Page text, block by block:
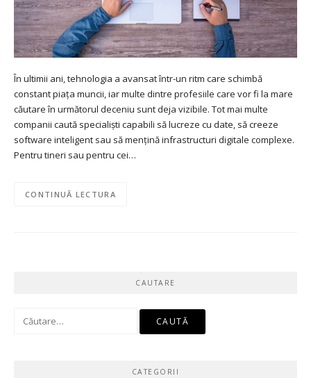
În ultimii ani, tehnologia a avansat într-un ritm care schimbă
constant piața muncii, iar multe dintre profesiile care vor fi la mare
căutare în următorul deceniu sunt deja vizibile. Tot mai multe
companii caută specialiști capabili să lucreze cu date, să creeze
software inteligent sau să mențină infrastructuri digitale complexe.
Pentru tineri sau pentru cei…
CONTINUĂ LECTURA
CAUTARE
Caută
CATEGORII